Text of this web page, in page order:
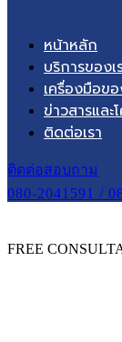
หน้าหลัก
บริการของเ
เครื่องมือขอ
ข่าวสารและ
ติดต่อเรา
ติดต่อสอบถาม
080-2041591 /
FREE